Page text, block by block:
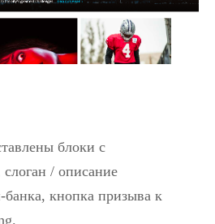
блоки с
/ описание
банка, кнопка призыва к